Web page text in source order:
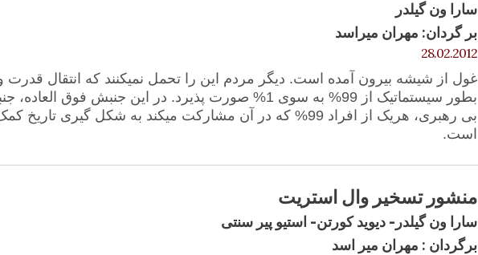
سارا ون گیلدر
بر گردان: مهران میراسد
28.02.2012
غول از شیشه بیرون آمده است. دیگر مردم این را تحمل نمیکنند که انتقال قدرت
بطور سیستماتیک از 99% به سوی 1% صورت پذیرد. در این جنبش فوق
بی رهبری، هریک از افراد 99% که در آن مشارکت میکند به شکل گیری
است.
منشور تسخیر وال استریت
سارا ون گیلدر- دیوید کورتن- استیو پیر سنتی
برگردان : مهران میر اسد